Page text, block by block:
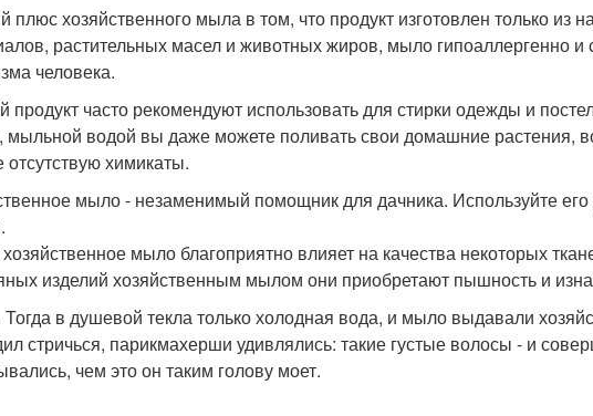
плюс хозяйственного мыла в том, что продукт изготовлен только из
растительных масел и животных жиров, мыло гипоаллергенно
человека.
продукт часто рекомендуют использовать для стирки одежды и
мыльной водой вы даже можете поливать свои домашние растения,
химикаты.
мыло - незаменимый помощник для дачника. Используйте
мыло благоприятно влияет на качества некоторых
изделий хозяйственным мылом они приобретают пышность и
в душевой текла только холодная вода, и мыло выдавали
стричься, парикмахерши удивлялись: такие густые волосы - и
чем это он таким голову моет.